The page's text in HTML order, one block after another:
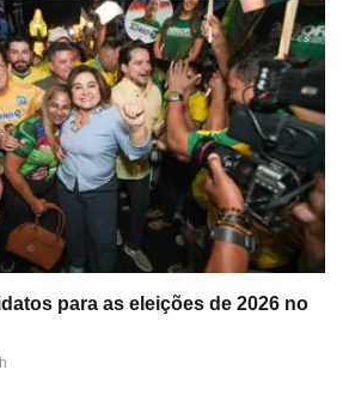
para as eleições de 2026 no